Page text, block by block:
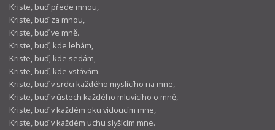
Kriste, buď přede mnou,
Kriste, buď za mnou,
Kriste, buď ve mně.
Kriste, buď, kde lehám,
Kriste, buď, kde sedám,
Kriste, buď, kde vstávám.
Kriste, buď v srdci každého myslícího na mne,
Kriste, buď v ústech každého mluvicího o mně,
Kriste, buď v každém oku vidoucím mne,
Kriste, buď v každém uchu slyšícím mne.